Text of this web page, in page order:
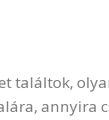
találtok,
annyira